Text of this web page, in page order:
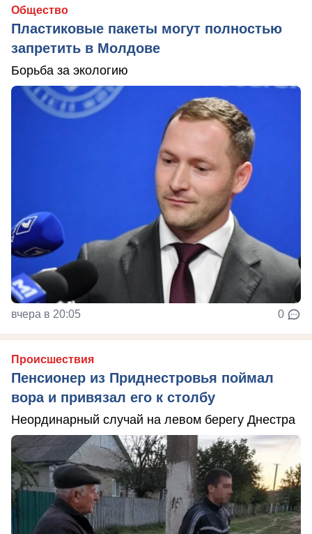
Общество
Пластиковые пакеты могут полностью
запретить в Молдове
Борьба за экологию
вчера в 20:05 0
Происшествия
Пенсионер из Приднестровья поймал
вора и привязал его к столбу
Неординарный случай на левом берегу Днестра